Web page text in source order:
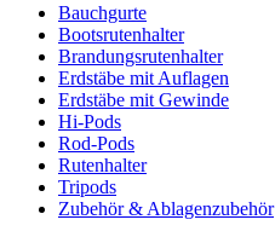
Bauchgurte
Bootsrutenhalter
Brandungsrutenhalter
Erdstäbe mit Auflagen
Erdstäbe mit Gewinde
Hi-Pods
Rod-Pods
Rutenhalter
Tripods
Zubehör & Ablagenzubehör